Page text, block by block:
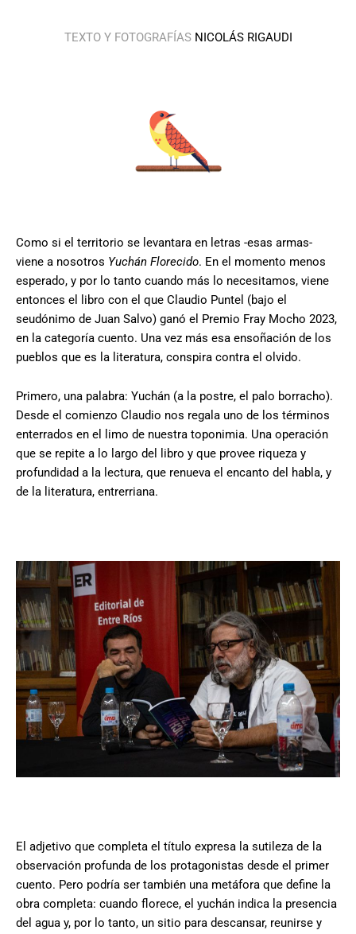
TEXTO Y FOTOGRAFÍASNICOLÁS RIGAUDI
Como si el territorio se levantara en letras -esas armas-
viene a nosotros Yuchán Florecido. En el momento menos
esperado, y por lo tanto cuando más lo necesitamos, viene
entonces el libro con el que Claudio Puntel (bajo el
seudónimo de Juan Salvo) ganó el Premio Fray Mocho 2023,
en la categoría cuento. Una vez más esa ensoñación de los
pueblos que es la literatura, conspira contra el olvido.
Primero, una palabra: Yuchán (a la postre, el palo borracho).
Desde el comienzo Claudio nos regala uno de los términos
enterrados en el limo de nuestra toponimia. Una operación
que se repite a lo largo del libro y que provee riqueza y
profundidad a la lectura, que renueva el encanto del habla, y
de la literatura, entrerriana.
El adjetivo que completa el título expresa la sutileza de la
observación profunda de los protagonistas desde el primer
cuento. Pero podría ser también una metáfora que define la
obra completa: cuando florece, el yuchán indica la presencia
del agua y, por lo tanto, un sitio para descansar, reunirse y